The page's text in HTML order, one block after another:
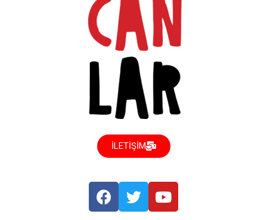
İLETİŞİM